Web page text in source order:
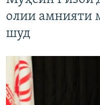
олии амнияти
шуд